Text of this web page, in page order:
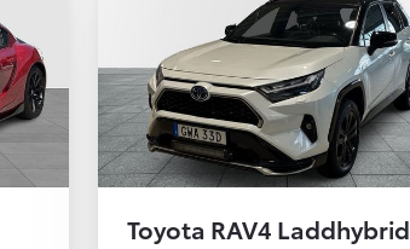
Toyota RAV4 Laddhybrid